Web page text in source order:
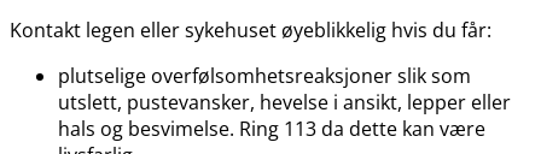
Kontakt legen eller sykehuset øyeblikkelig hvis du får:
plutselige overfølsomhetsreaksjoner slik som
utslett, pustevansker, hevelse i ansikt, lepper eller
hals og besvimelse. Ring 113 da dette kan være